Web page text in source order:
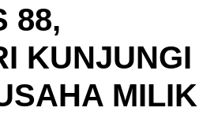
88,
KUNJUNGI
MILIK